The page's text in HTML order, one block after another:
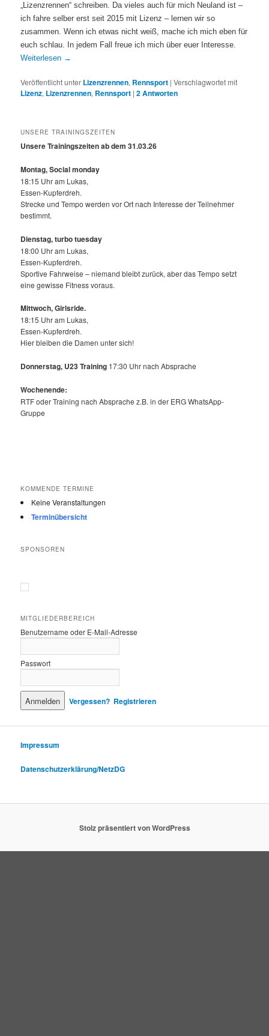
„Lizenzrennen“ schreiben. Da vieles auch für mich Neuland ist –
ich fahre selber erst seit 2015 mit Lizenz – lernen wir so
zusammen. Wenn ich etwas nicht weiß, mache ich mich eben für
euch schlau. In jedem Fall freue ich mich über euer Interesse.
Weiterlesen →
Veröffentlicht unter Lizenzrennen, Rennsport |Verschlagwortet mit
Lizenz, Lizenzrennen, Rennsport |2Antworten
UNSERE TRAININGSZEITEN
Unsere Trainingszeiten ab dem 31.03.26
Montag, Social monday
18:15 Uhr am Lukas,
Essen-Kupferdreh.
Strecke und Tempo werden vor Ort nach Interesse der Teilnehmer
bestimmt.
Dienstag, turbo tuesday
18:00 Uhr am Lukas,
Essen-Kupferdreh.
Sportive Fahrweise – niemand bleibt zurück, aber das Tempo setzt
eine gewisse Fitness voraus.
Mittwoch,Girlsride.
18:15 Uhr am Lukas,
Essen-Kupferdreh.
Hier bleiben die Damen unter sich!
Donnerstag, U23 Training 17:30 Uhr nach Absprache
Wochenende:
RTF oder Training nach Absprache z.B. in der ERG WhatsApp-
Gruppe
KOMMENDE TERMINE
Keine Veranstaltungen
Terminübersicht
SPONSOREN
MITGLIEDERBEREICH
Benutzername oder E-Mail-Adresse
Passwort
Vergessen? Registrieren
Impressum
Datenschutzerklärung/NetzDG
Stolz präsentiert von WordPress